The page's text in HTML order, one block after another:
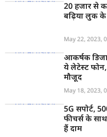
20 हजार से
बढ़िया लुक
May 22, 2023,
आकर्षक
ये लेटेस्ट
मौजूद
May 18, 2023,
5G सपोर्ट,
फीचर्स के
हैं दाम